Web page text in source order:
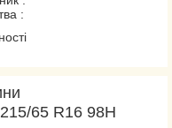
:
65 R16 98H